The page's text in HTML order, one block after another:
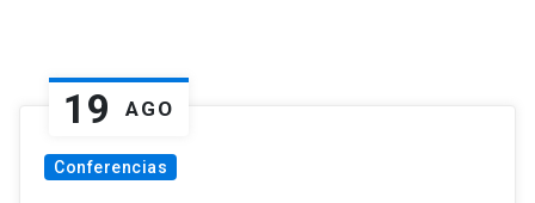
19 AGO
Conferencias